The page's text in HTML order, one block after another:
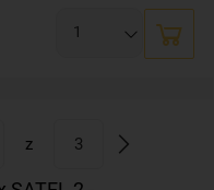
z 3